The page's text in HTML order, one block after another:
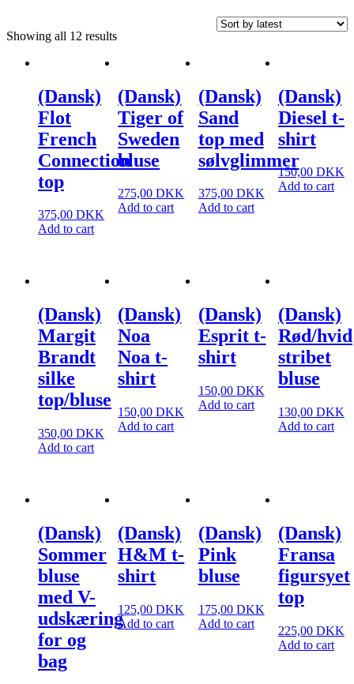
Showing all 12 results
(Dansk)
Flot
French
Connection
top
375,00 DKK
Add to cart
(Dansk)
Tiger of
Sweden
bluse
275,00DKK
Add to cart
(Dansk)
Sand
top med
sølvglimmer
375,00 DKK
Add to cart
(Dansk)
Diesel t-
shirt
150,00 DKK
Add to cart
(Dansk)
Margit
Brandt
silke
top/bluse
350,00 DKK
Add to cart
(Dansk)
Noa
Noa t-
shirt
150,00DKK
Add to cart
(Dansk)
Esprit t-
shirt
150,00 DKK
Add to cart
(Dansk)
Rød/hvid
stribet
bluse
130,00 DKK
Add to cart
(Dansk)
Sommer
bluse
med V-
udskæring
for og
bag
(Dansk)
H&M t-
shirt
125,00DKK
Add to cart
(Dansk)
Pink
bluse
175,00 DKK
Add to cart
(Dansk)
Fransa
figursyet
top
225,00 DKK
Add to cart